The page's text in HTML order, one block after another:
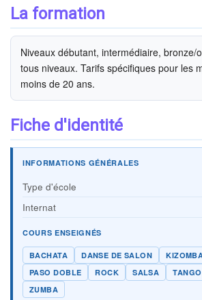
La formation
Niveaux débutant, intermédiaire, bronze/
tous niveaux. Tarifs spécifiques pour les
moins de 20 ans.
Fiche d'identité
INFORMATIONS GÉNÉRALES
Type d'école
Internat
COURS ENSEIGNÉS
BACHATA DANSE DE SALON
PASO DOBLE
ROCK SALSA TANGO
ZUMBA